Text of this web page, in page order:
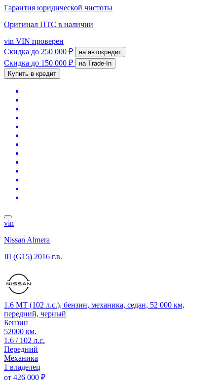
Гарантия юридической чистоты
Оригинал ПТС в наличии
vin VIN проверен
Скидка до 250 000 ₽ на автокредит
Скидка до 150 000 ₽
на Trade-In
Купить в кредит
vin
Nissan Almera
III (G15) 2016 г.в.
1.6 MT (102 л.с.), бензин, механика, седан, 52 000 км,
передний, черный
Бензин
52000 км.
1.6 / 102 л.с.
Передний
Механика
1 владелец
от 426 000 ₽